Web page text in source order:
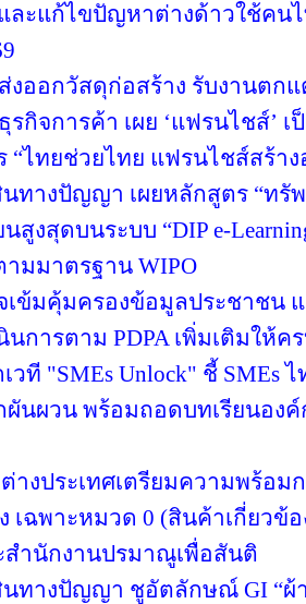
ละแก้ไขปัญหาต่างด้าวใช้คนไ
งออกวัสดุก่อสร้าง รับงานตก
กิจการค้า เผย ‘แฟรนไชส์’
“ไทยช่วยไทย แฟรนไชส์สร้า
ทางปัญญา เผยหลักสูตร “ท
สูงสุดบนระบบ “DIP e-
มมาตรฐาน WIPO
เข้มคุ้มครองข้อมูลประชาชน
นการตาม PDPA เพิ่มเติมให้ค
เวที "SMEs Unlock" ชี้ SMEs
ผันผวน พร้อมถอดบทเรียนอง
างประเทศเตรียมความพร้อ
เฉพาะหมวด 0 (สินค้าเกี่ยวข้
สำนักงานปรมาณูเพื่อสันติ
ทางปัญญา ชูอัตลักษณ์ GI “ผ้